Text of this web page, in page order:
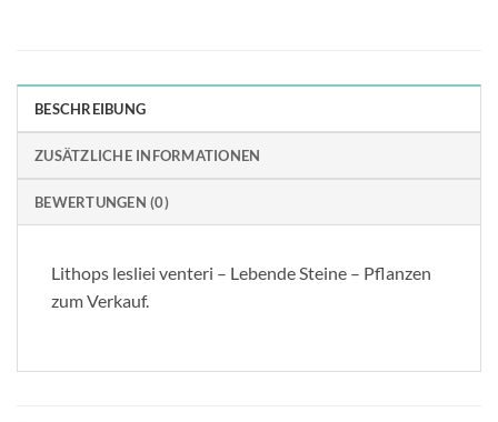
BESCHREIBUNG
ZUSÄTZLICHE INFORMATIONEN
BEWERTUNGEN (0)
Lithops lesliei venteri – Lebende Steine – Pflanzen
zum Verkauf.